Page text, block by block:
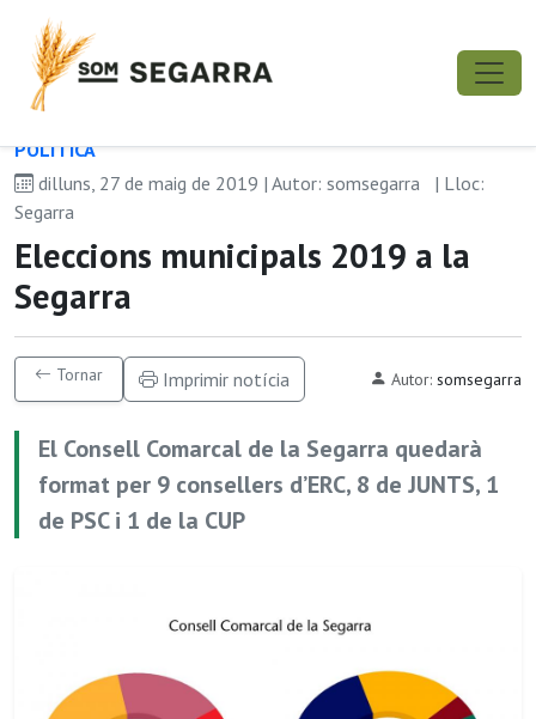
POLÍ­TICA
dilluns, 27 de maig de 2019 | Autor: somsegarra
| Lloc:
Segarra
Eleccions municipals 2019 a la
Segarra
Tornar Imprimir notícia Autor: somsegarra
El Consell Comarcal de la Segarra quedarà
format per 9 consellers d’ERC, 8 de JUNTS, 1
de PSC i 1 de la CUP